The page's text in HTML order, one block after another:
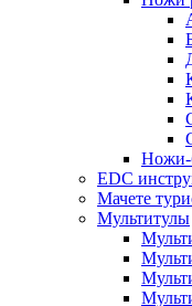
Ножи-
EDC
Мачете
Мультитулы